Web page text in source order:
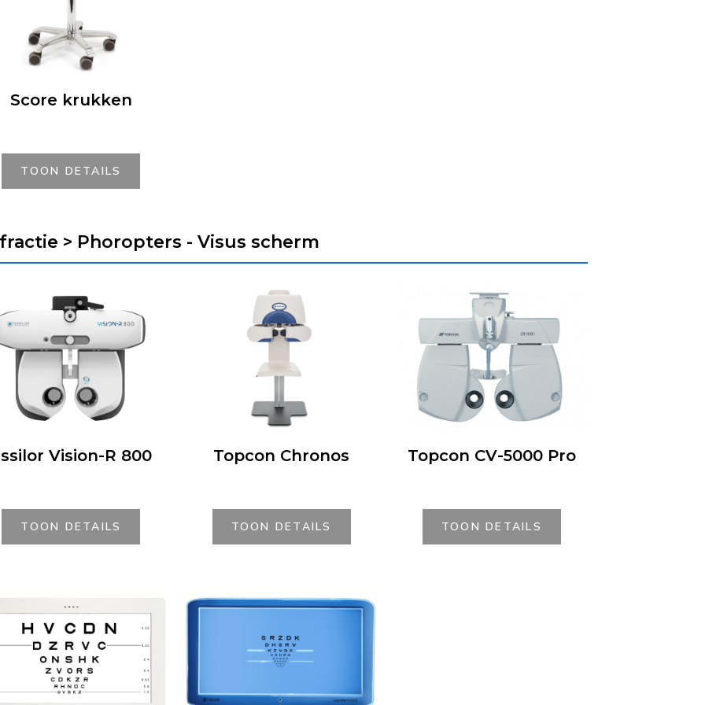
Score krukken
TOON DETAILS
> Phoropters - Visus scherm
Vision-R 800
TOON DETAILS
Topcon Chronos
TOON DETAILS
Topcon CV-5000 Pro
TOON DETAILS